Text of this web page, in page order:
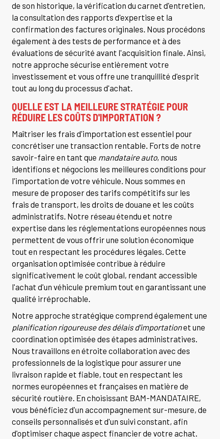
de son historique, la vérification du carnet d'entretien,
la consultation des rapports d'expertise et la
confirmation des factures originales. Nous procédons
également à des tests de performance et à des
évaluations de sécurité avant l'acquisition finale. Ainsi,
notre approche sécurise entièrement votre
investissement et vous offre une tranquillité d'esprit
tout au long du processus d'achat.
QUELLE EST LA MEILLEURE STRATÉGIE POUR
RÉDUIRE LES COÛTS D'IMPORTATION ?
Maîtriser les frais d'importation est essentiel pour
concrétiser une transaction rentable. Forts de notre
savoir-faire en tant que mandataire auto, nous
identifions et négocions les meilleures conditions pour
l'importation de votre véhicule. Nous sommes en
mesure de proposer des tarifs compétitifs sur les
frais de transport, les droits de douane et les coûts
administratifs. Notre réseau étendu et notre
expertise dans les réglementations européennes nous
permettent de vous offrir une solution économique
tout en respectant les procédures légales. Cette
organisation optimisée contribue à réduire
significativement le coût global, rendant accessible
l'achat d'un véhicule premium tout en garantissant une
qualité irréprochable.
Notre approche stratégique comprend également une
planification rigoureuse des délais d'importationet une
coordination optimisée des étapes administratives.
Nous travaillons en étroite collaboration avec des
professionnels de la logistique pour assurer une
livraison rapide et fiable, tout en respectant les
normes européennes et françaises en matière de
sécurité routière. En choisissant BAM-MANDATAIRE,
vous bénéficiez d'un accompagnement sur-mesure, de
conseils personnalisés et d'un suivi constant, afin
d'optimiser chaque aspect financier de votre achat.